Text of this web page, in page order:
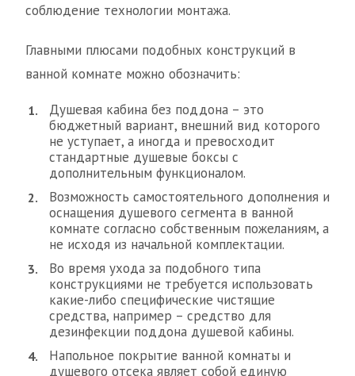
соблюдение технологии монтажа.
Главными плюсами подобных конструкций в
ванной комнате можно обозначить:
Душевая кабина без поддона – это
бюджетный вариант, внешний вид которого
не уступает, а иногда и превосходит
стандартные душевые боксы с
дополнительным функционалом.
Возможность самостоятельного дополнения и
оснащения душевого сегмента в ванной
комнате согласно собственным пожеланиям, а
не исходя из начальной комплектации.
Во время ухода за подобного типа
конструкциями не требуется использовать
какие-либо специфические чистящие
средства, например – средство для
дезинфекции поддона душевой кабины.
Напольное покрытие ванной комнаты и
душевого отсека являет собой единую